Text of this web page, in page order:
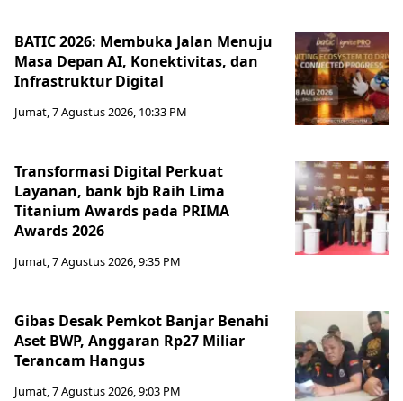
BATIC 2026: Membuka Jalan Menuju
Masa Depan AI, Konektivitas, dan
Infrastruktur Digital
Jumat, 7 Agustus 2026, 10:33 PM
Transformasi Digital Perkuat
Layanan, bank bjb Raih Lima
Titanium Awards pada PRIMA
Awards 2026
Jumat, 7 Agustus 2026, 9:35 PM
Gibas Desak Pemkot Banjar Benahi
Aset BWP, Anggaran Rp27 Miliar
Terancam Hangus
Jumat, 7 Agustus 2026, 9:03 PM